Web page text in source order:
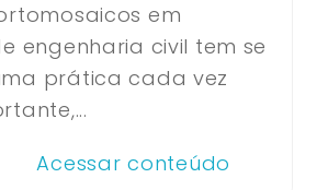
em
engenharia civil tem se
prática cada vez
Acessar conteúdo